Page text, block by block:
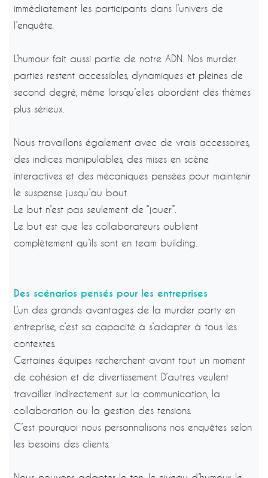
immédiatement les participants dans l’univers de
l’enquête.
L’humour fait aussi partie de notre ADN. Nos murder
parties restent accessibles, dynamiques et pleines de
second degré, même lorsqu’elles abordent des thèmes
plus sérieux.
Nous travaillons également avec de vrais accessoires,
des indices manipulables, des mises en scène
interactives et des mécaniques pensées pour maintenir
le suspense jusqu’au bout.
Le but n’est pas seulement de “jouer”.
Le but est que les collaborateurs oublient
complètement qu’ils sont en team building.
Des scénarios pensés pour les entreprises
L’un des grands avantages de la murder party en
entreprise, c’est sa capacité à s’adapter à tous les
contextes.
Certaines équipes recherchent avant tout un moment
de cohésion et de divertissement. D’autres veulent
travailler indirectement sur la communication, la
collaboration ou la gestion des tensions.
C’est pourquoi nous personnalisons nos enquêtes selon
les besoins des clients.